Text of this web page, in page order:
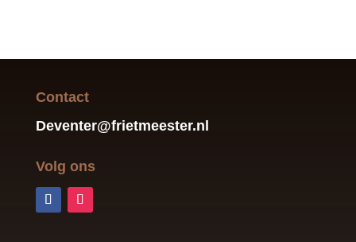
Contact
Deventer@frietmeester.nl
Volg ons